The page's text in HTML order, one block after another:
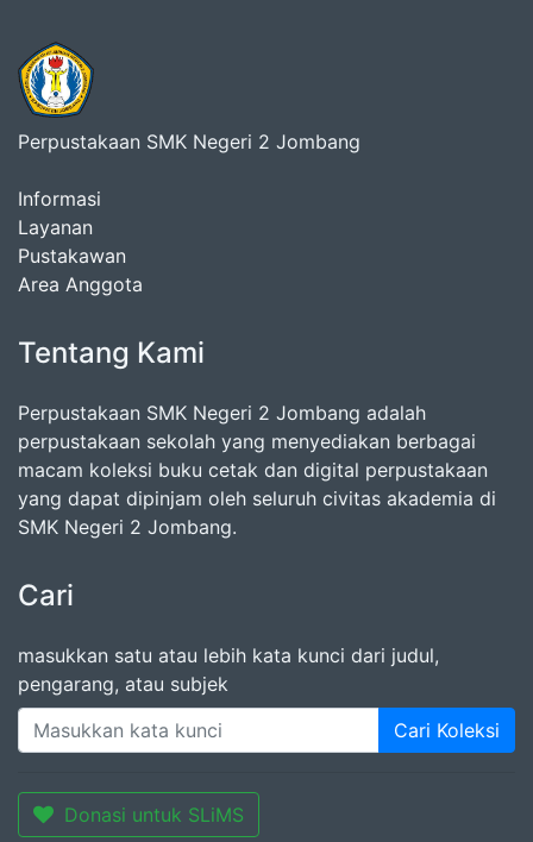
Perpustakaan SMK Negeri 2 Jombang
Informasi
Layanan
Pustakawan
Area Anggota
Tentang Kami
Perpustakaan SMK Negeri 2 Jombang adalah
perpustakaan sekolah yang menyediakan berbagai
macam koleksi buku cetak dan digital perpustakaan
yang dapat dipinjam oleh seluruh civitas akademia di
SMK Negeri 2 Jombang.
Cari
masukkan satu atau lebih kata kunci dari judul,
pengarang, atau subjek
Cari Koleksi
Donasi untuk SLiMS